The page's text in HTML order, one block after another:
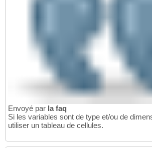
Envoyé par la faq
Si les variables sont de type et/ou de
utiliser un tableau de cellules.